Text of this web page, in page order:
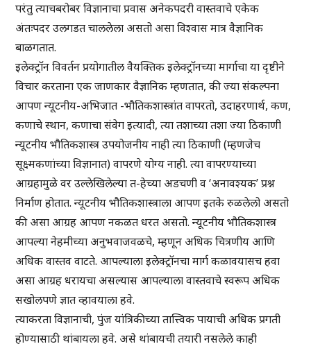
परंतु त्याचबरोबर विज्ञानाचा प्रवास अनेकपदरी वास्तवाचे एकेक
अंतःपदर उलगडत चाललेला असतो असा विश्वास मात्र वैज्ञानिक
बाळगतात.
इलेक्ट्रॉन विवर्तन प्रयोगातील वैयक्तिक इलेक्ट्रॉनच्या मार्गाचा या दृष्टीने
विचार करताना एक जाणकार वैज्ञानिक म्हणतात, की ज्या संकल्पना
आपण न्यूटनीय-अभिजात -भौतिकशास्त्रांत वापरतो, उदाहरणार्थ, कण,
कणाचे स्थान, कणाचा संवेग इत्यादी, त्या तशाच्या तशा ज्या ठिकाणी
न्यूटनीय भौतिकशास्त्र उपयोजनीय नाही त्या ठिकाणी (म्हणजेच
सूक्ष्मकणांच्या विज्ञानात) वापरणे योग्य नाही. त्या वापरण्याच्या
आग्रहामुळे वर उल्लेखिलेल्या त-हेच्या अडचणी व ‘अनावश्यक’ प्रश्न
निर्माण होतात. न्यूटनीय भौतिकशास्त्राला आपण इतके रुळलेलो असतो
की असा आग्रह आपण नकळत धरत असतो. न्यूटनीय भौतिकशास्त्र
आपल्या नेहमीच्या अनुभवाजवळचे, म्हणून अधिक चित्रणीय आणि
अधिक वास्तव वाटते. आपल्याला इलेक्ट्रॉनचा मार्ग कळावयासच हवा
असा आग्रह धरायचा असल्यास आपल्याला वास्तवाचे स्वरूप अधिक
सखोलपणे ज्ञात व्हावयाला हवे.
त्याकरता विज्ञानाची, पुंज यांत्रिकीच्या तात्त्विक पायाची अधिक प्रगती
होण्यासाठी थांबायला हवे. असे थांबायची तयारी नसलेले काही